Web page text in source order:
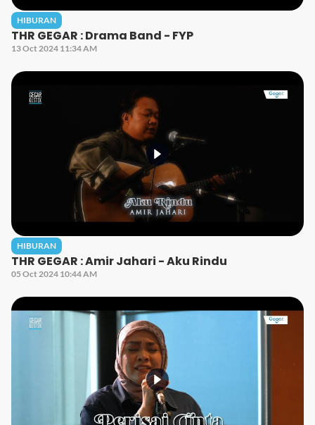
HIBURAN
THR GEGAR : Drama Band - FYP
13 Oct 2024 11:34 AM
HIBURAN
THR GEGAR : Amir Jahari - Aku Rindu
05 Oct 2024 10:44 AM